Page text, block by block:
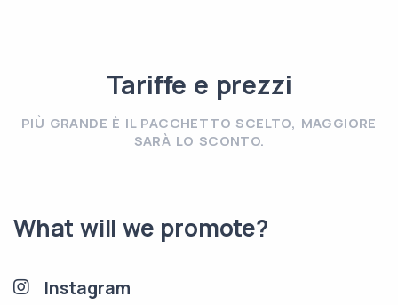
Tariffe e prezzi
PIÙ GRANDE È IL PACCHETTO SCELTO, MAGGIORE
SARÀ LO SCONTO.
What will we promote?
Instagram